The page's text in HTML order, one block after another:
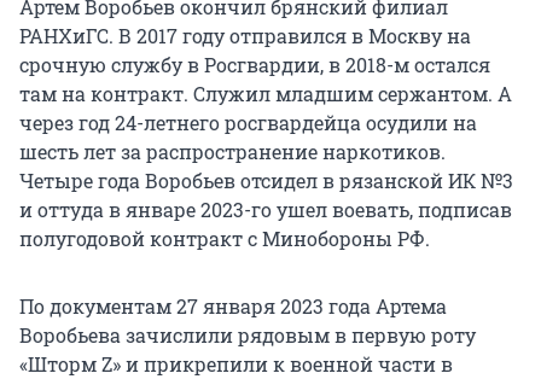
Артем Воробьев окончил брянский филиал
РАНХиГС. В 2017 году отправился в Москву на
срочную службу в Росгвардии, в 2018-м остался
там на контракт. Служил младшим сержантом. А
через год 24-летнего росгвардейца осудили на
шесть лет за распространение наркотиков.
Четыре года Воробьев отсидел в рязанской ИК №3
и оттуда в январе 2023-го ушел воевать, подписав
полугодовой контракт с Минобороны РФ.
По документам 27 января 2023 года Артема
Воробьева зачислили рядовым в первую роту
«Шторм Z» и прикрепили к военной части в